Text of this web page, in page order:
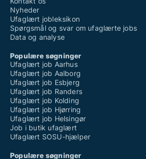
Nyheder
Ufaglært jobleksikon
Spørgsmål og svar om ufaglærte jobs
Data og analyse
Populære søgninger
Ufaglært job Aarhus
Ufaglært job Aalborg
Ufaglært job Esbjerg
Ufaglært job Randers
Ufaglært job Kolding
Ufaglært job Hjørring
Ufaglært job Helsingør
Job i butik ufaglært
Ufaglært SOSU-hjælper
Populære søgninger